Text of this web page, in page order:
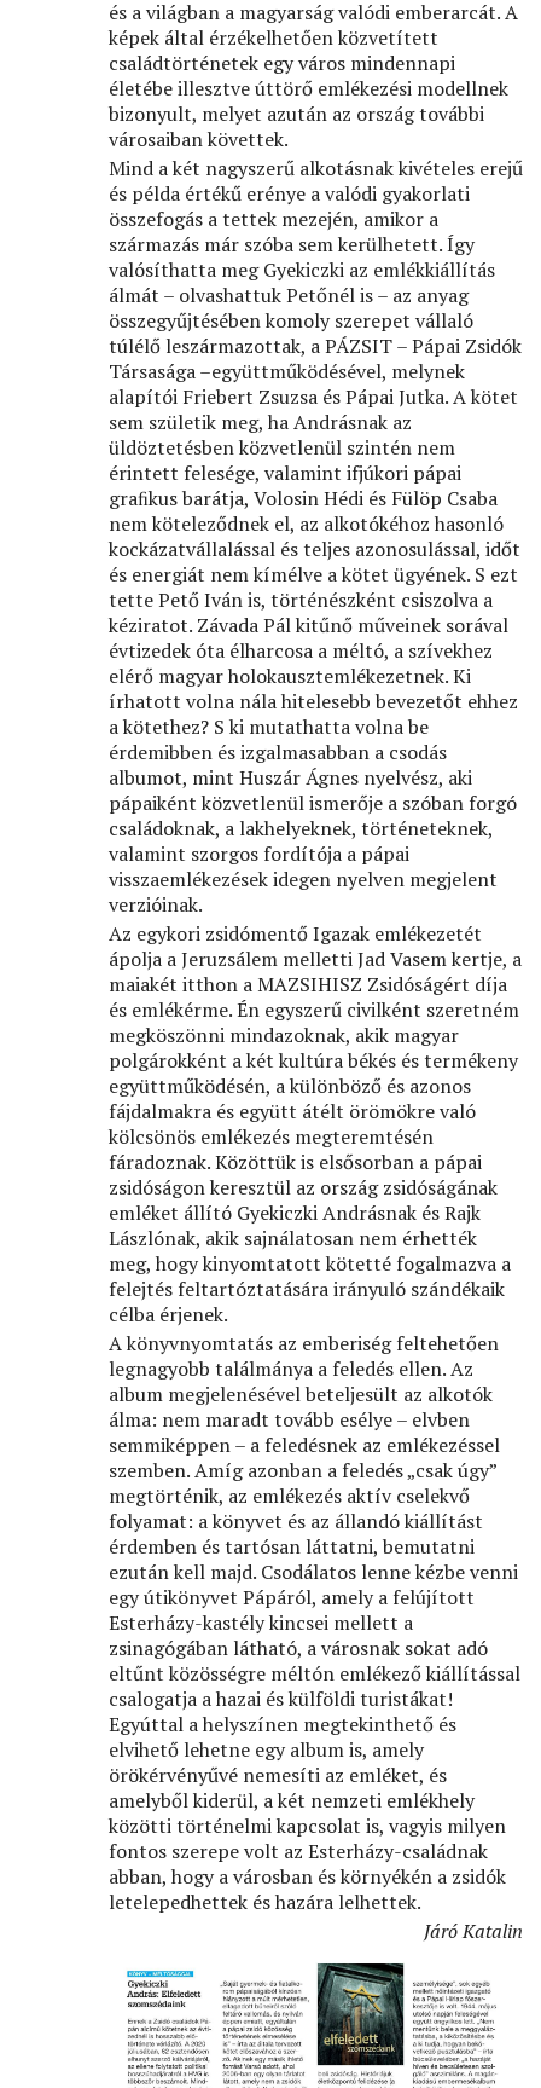
és a világban a magyarság valódi emberarcát. A
képek által érzékelhetően közvetített
családtörténetek egy város mindennapi
életébe illesztve úttörő emlékezési modellnek
bizonyult, melyet azután az ország további
városaiban követtek.
Mind a két nagyszerű alkotásnak kivételes erejű
és példa értékű erénye a valódi gyakorlati
összefogás a tettek mezején, amikor a
származás már szóba sem kerülhetett. Így
valósíthatta meg Gyekiczki az emlékkiállítás
álmát – olvashattuk Petőnél is – az anyag
összegyűjtésében komoly szerepet vállaló
túlélő leszármazottak, a PÁZSIT – Pápai Zsidók
Társasága –együttműködésével, melynek
alapítói Friebert Zsuzsa és Pápai Jutka. A kötet
sem születik meg, ha Andrásnak az
üldöztetésben közvetlenül szintén nem
érintett felesége, valamint ifjúkori pápai
graﬁkus barátja, Volosin Hédi és Fülöp Csaba
nem köteleződnek el, az alkotókéhoz hasonló
kockázatvállalással és teljes azonosulással, időt
és energiát nem kímélve a kötet ügyének. S ezt
tette Pető Iván is, történészként csiszolva a
kéziratot. Závada Pál kitűnő műveinek sorával
évtizedek óta élharcosa a méltó, a szívekhez
elérő magyar holokausztemlékezetnek. Ki
írhatott volna nála hitelesebb bevezetőt ehhez
a kötethez? S ki mutathatta volna be
érdemibben és izgalmasabban a csodás
albumot, mint Huszár Ágnes nyelvész, aki
pápaiként közvetlenül ismerője a szóban forgó
családoknak, a lakhelyeknek, történeteknek,
valamint szorgos fordítója a pápai
visszaemlékezések idegen nyelven megjelent
verzióinak.
Az egykori zsidómentő Igazak emlékezetét
ápolja a Jeruzsálem melletti Jad Vasem kertje, a
maiakét itthon a MAZSIHISZ Zsidóságért díja
és emlékérme. Én egyszerű civilként szeretném
megköszönni mindazoknak, akik magyar
polgárokként a két kultúra békés és termékeny
együttműködésén, a különböző és azonos
fájdalmakra és együtt átélt örömökre való
kölcsönös emlékezés megteremtésén
fáradoznak. Közöttük is elsősorban a pápai
zsidóságon keresztül az ország zsidóságának
emléket állító Gyekiczki Andrásnak és Rajk
Lászlónak, akik sajnálatosan nem érhették
meg, hogy kinyomtatott kötetté fogalmazva a
felejtés feltartóztatására irányuló szándékaik
célba érjenek.
A könyvnyomtatás az emberiség feltehetően
legnagyobb találmánya a feledés ellen. Az
album megjelenésével beteljesült az alkotók
álma: nem maradt tovább esélye – elvben
semmiképpen – a feledésnek az emlékezéssel
szemben. Amíg azonban a feledés „csak úgy”
megtörténik, az emlékezés aktív cselekvő
folyamat: a könyvet és az állandó kiállítást
érdemben és tartósan láttatni, bemutatni
ezután kell majd. Csodálatos lenne kézbe venni
egy útikönyvet Pápáról, amely a felújított
Esterházy-kastély kincsei mellett a
zsinagógában látható, a városnak sokat adó
eltűnt közösségre méltón emlékező kiállítással
csalogatja a hazai és külföldi turistákat!
Egyúttal a helyszínen megtekinthető és
elvihető lehetne egy album is, amely
örökérvényűvé nemesíti az emléket, és
amelyből kiderül, a két nemzeti emlékhely
közötti történelmi kapcsolat is, vagyis milyen
fontos szerepe volt az Esterházy-családnak
abban, hogy a városban és környékén a zsidók
letelepedhettek és hazára lelhettek.
Járó Katalin